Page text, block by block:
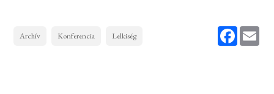
Facebook
Archív Konferencia Lelkiség